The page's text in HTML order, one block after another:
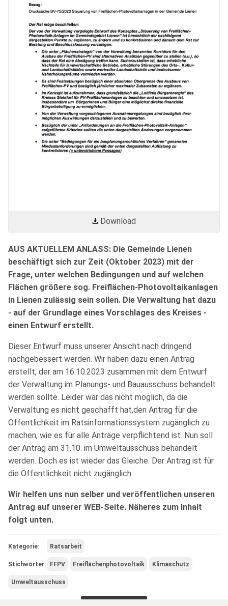
Download
AUS AKTUELLEM ANLASS: Die Gemeinde Lienen
beschäftigt sich zur Zeit (Oktober 2023) mit der
Frage, unter welchen Bedingungen und auf welchen
Flächen größere sog. Freiflächen-Photovoltaikanlagen
in Lienen zulässig sein sollen. Die Verwaltung hat dazu
- auf der Grundlage eines Vorschlages des Kreises -
einen Entwurf erstellt.
Dieser Entwurf muss unserer Ansicht nach dringend
nachgebessert werden. Wir haben dazu einen Antrag
erstellt, der am 16.10.2023 zusammen mit dem Entwurf
der Verwaltung im Planungs- und Bauausschuss behandelt
werden sollte. Leider war das nicht möglich, da die
Verwaltung es nicht geschafft hat,den Antrag für die
Öffentlichkeit im Ratsinformationssystem zugänglich zu
machen, wie es für alle Anträge verpflichtend ist. Nun soll
der Antrag am 31.10. im Umweltausschuss behandelt
werden. Doch es ist wieder das Gleiche. Der Antrag ist für
die Öffentlichkeit nicht zugänglich.
Wir helfen uns nun selber und veröffentlichen unseren
Antrag auf unserer WEB-Seite. Näheres zum Inhalt
folgt unten.
Kategorie: Ratsarbeit
Stichwörter: FFPV Freiflächenphotovoltaik Klimaschutz
Umweltausschuss